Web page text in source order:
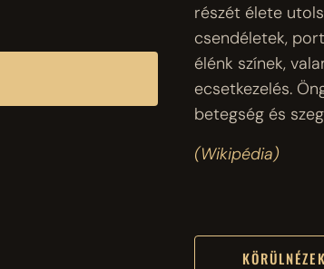
részét élete
csendéletek,
élénk színek,
ecsetkezelés.
betegség és
(Wikipédia)
KÖRÜLNÉZEK